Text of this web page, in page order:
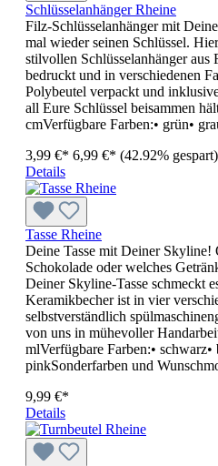
Schlüsselanhänger Rheine
Filz-Schlüsselanhänger mit
mal wieder seinen Schlüssel.
stilvollen Schlüsselanhänger aus
bedruckt und in verschiedenen
Polybeutel verpackt und
all Eure Schlüssel beisammen
cmVerfügbare Farben:• grün•
3,99 €* 6,99 €* (42.92% gespart)
Details
Tasse Rheine
Deine Tasse mit Deiner Skyline!
Schokolade oder welches
Deiner Skyline-Tasse schmeckt
Keramikbecher ist in vier
selbstverständlich
von uns in mühevoller
mlVerfügbare Farben:• schwarz•
pinkSonderfarben und
9,99 €*
Details